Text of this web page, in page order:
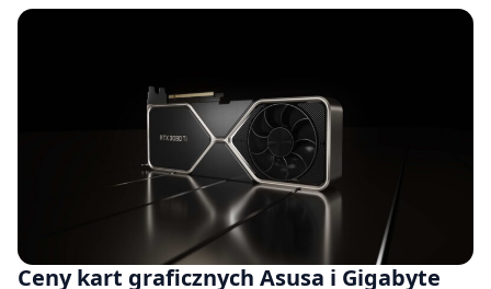
Ceny kart graficznych Asusa i Gigabyte